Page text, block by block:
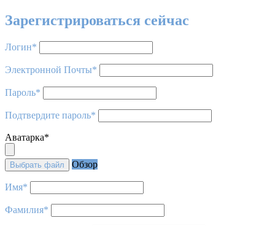
Зарегистрироваться сейчас
Логин*
Электронной Почты*
Пароль*
Подтвердите пароль*
Аватарка*
Выбрать файл Обзор
Имя*
Фамилия*